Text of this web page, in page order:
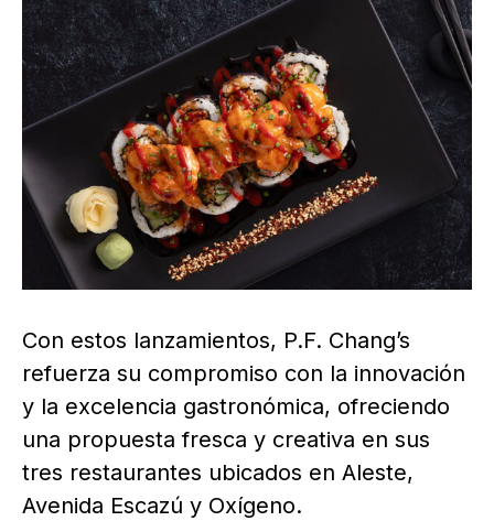
Con estos lanzamientos, P.F. Chang’s
refuerza su compromiso con la innovación
y la excelencia gastronómica, ofreciendo
una propuesta fresca y creativa en sus
tres restaurantes ubicados en Aleste,
Avenida Escazú y Oxígeno.